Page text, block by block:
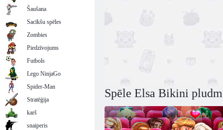
Spēle Elsa Bikini
Šaušana
Sacīkšu spēles
Zombies
Piedzīvojums
Futbols
Lego NinjaGo
Spider-Man
Stratēģija
karš
snaiperis